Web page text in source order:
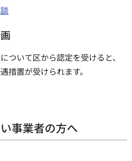
ついて区から認定を受けると、
措置が受けられます。
事業者の方へ